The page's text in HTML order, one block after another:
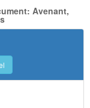
Avenant,